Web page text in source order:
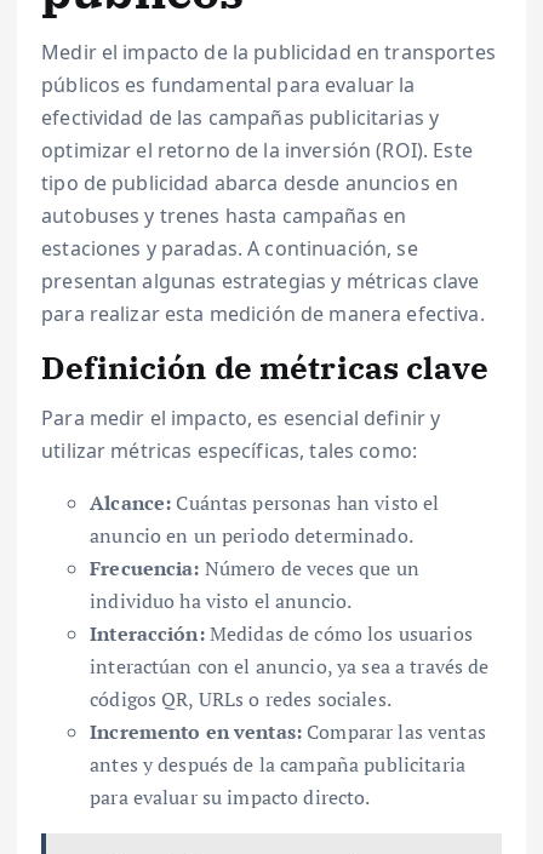
Medir el impacto de la publicidad en transportes
públicos es fundamental para evaluar la
efectividad de las campañas publicitarias y
optimizar el retorno de la inversión (ROI). Este
tipo de publicidad abarca desde anuncios en
autobuses y trenes hasta campañas en
estaciones y paradas. A continuación, se
presentan algunas estrategias y métricas clave
para realizar esta medición de manera efectiva.
Definición de métricas clave
Para medir el impacto, es esencial definir y
utilizar métricas específicas, tales como:
Alcance: Cuántas personas han visto el
anuncio en un periodo determinado.
Frecuencia: Número de veces que un
individuo ha visto el anuncio.
Interacción:Medidas de cómo los usuarios
interactúan con el anuncio, ya sea a través de
códigos QR, URLs o redes sociales.
Incremento en ventas: Comparar las ventas
antes y después de la campaña publicitaria
para evaluar su impacto directo.